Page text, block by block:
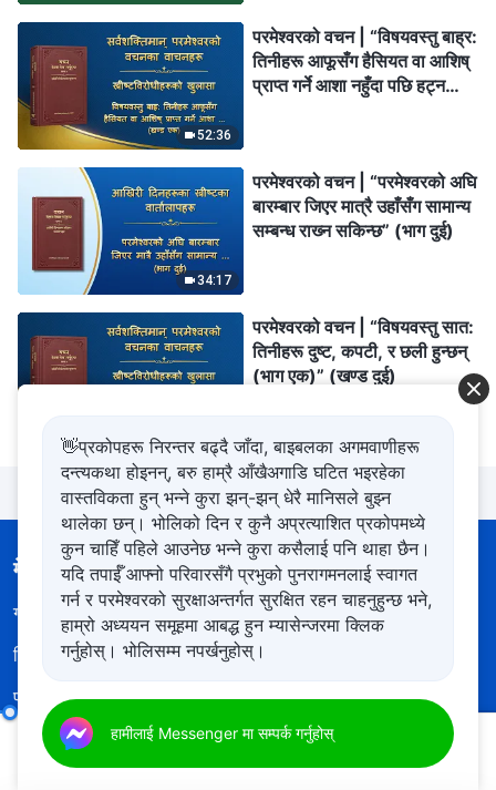
52:36
परमेश्‍वरको वचन | “विषयवस्तु बाह्र:
तिनीहरू आफूसँग हैसियत वा आशिष्‌
प्राप्त गर्ने आशा नहुँदा पछि हट्न
34:17
परमेश्‍वरको वचन | “परमेश्‍वरको अघि
बारम्‍बार जिएर मात्रै उहाँसँग सामान्य
सम्‍बन्ध राख्‍न सकिन्छ” (भाग दुई)
परमेश्‍वरको वचन | “विषयवस्तु सात:
तिनीहरू दुष्ट, कपटी, र छली हुन्छन्
(भाग एक)” (खण्ड दुई)
मेनु
गृहपृष्ठ
पुस्तकहरू
भिडियोहरू
भजनहरू
पढाइहरू
सुसमाचार
गवाहीहरू
नयाँ युग
👋प्रकोपहरू निरन्तर बढ्दै जाँदा, बाइबलका अगमवाणीहरू
दन्त्यकथा होइनन्, बरु हाम्रै आँखैअगाडि घटित भइरहेका
वास्तविकता हुन् भन्ने कुरा झन्-झन् धेरै मानिसले बुझ्न
थालेका छन्। भोलिको दिन र कुनै अप्रत्याशित प्रकोपमध्ये
कुन चाहिँ पहिले आउनेछ भन्ने कुरा कसैलाई पनि थाहा छैन।
यदि तपाईँ आफ्नो परिवारसँगै प्रभुको पुनरागमनलाई स्वागत
गर्न र परमेश्‍वरको सुरक्षाअन्तर्गत सुरक्षित रहन चाहनुहुन्छ भने,
हाम्रो अध्ययन समूहमा आबद्ध हुन म्यासेन्जरमा क्लिक
गर्नुहोस्। भोलिसम्म नपर्खनुहोस्।
हामीलाई Messenger मा सम्पर्क गर्नुहोस्